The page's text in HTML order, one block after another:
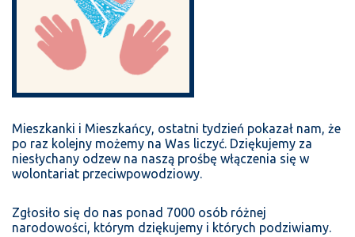
Mieszkanki i Mieszkańcy, ostatni tydzień pokazał nam, że
po raz kolejny możemy na Was liczyć. Dziękujemy za
niesłychany odzew na naszą prośbę włączenia się w
wolontariat przeciwpowodziowy.
Zgłosiło się do nas ponad 7000 osób różnej
narodowości, którym dziękujemy i których podziwiamy.